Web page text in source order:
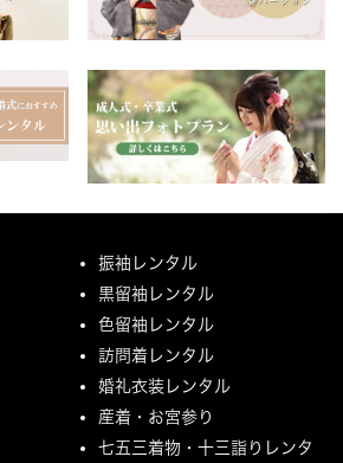
振袖レンタル
黒留袖レンタル
色留袖レンタル
訪問着レンタル
婚礼衣装レンタル
産着・お宮参り
七五三着物・十三詣りレンタ